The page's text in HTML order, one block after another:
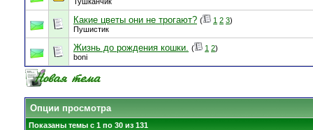
Какие цветы они не трогают? ( 1 2 3)
Пушистик
Жизнь до рождения кошки. ( 1 2)
boni
Опции просмотра
Показаны темы с 1 по 30 из 131